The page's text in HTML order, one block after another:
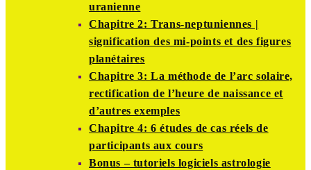
uranienne
Chapitre 2: Trans-neptuniennes |
signification des mi-points et des figures
planétaires
Chapitre 3: La méthode de l’arc solaire,
rectification de l’heure de naissance et
d’autres exemples
Chapitre 4: 6 études de cas réels de
participants aux cours
Bonus – tutoriels logiciels astrologie